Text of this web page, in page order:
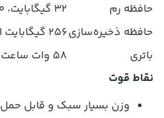
حافظه رم
32 گیگابایت، DDR5 4800 مگاهرتز
حافظه ذخیره‌سازی256 گیگابایت از نوع SSD
باتری
58 وات ساعت با یک الی 3 ساعت شارژدهی
نقاط قوت
وزن بسیار سبک و قابل حمل